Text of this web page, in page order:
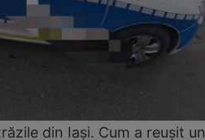
din Iași. Cum a reușit un